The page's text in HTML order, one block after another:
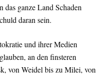
ganze Land Schaden
daran sein.
und ihrer Medien
an den finsteren
von Weidel bis zu Milei, von